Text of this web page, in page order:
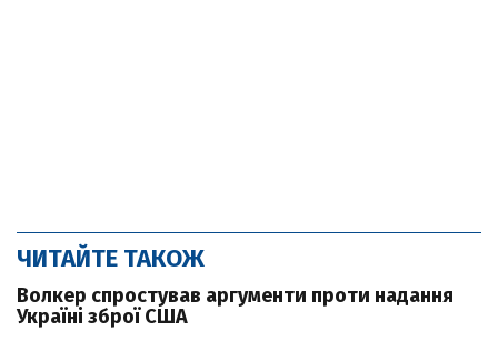
ЧИТАЙТЕ ТАКОЖ
Волкер спростував аргументи проти надання
Україні зброї США